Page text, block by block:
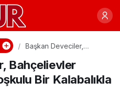
Başkan Deveciler,
Mahallesi'nde Coşkulu
Bir Kalabalıkla Buluştu
Bahçelievler
Bir Kalabalıkla
Paylaş